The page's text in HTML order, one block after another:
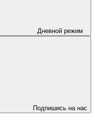
Дневной режим
Подпишись на нас